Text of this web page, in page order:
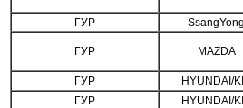
ГУР SsangYong
ГУР MAZDA
ГУР HYUNDAI/
ГУР
HYUNDAI/